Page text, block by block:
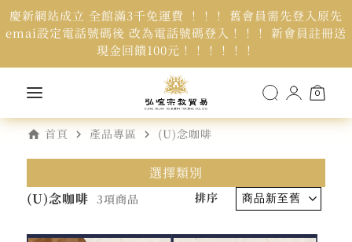
慶新網站成立 全館滿3千免運費 ！！！ 舊會員需先登入原先
emai設定電話號碼後 改為電話號碼登入！！！ 新會員註冊送
現金回饋100元！！！！！！
0
home 首頁 navigate_next 產品專區 navigate_next (U)念咖啡
選擇類別
(U)念咖啡 3項商品 排序